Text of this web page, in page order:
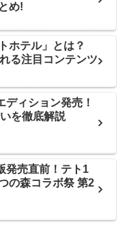
め!
ホテル」とは？
る注目コンテンツ
ィション発売！
を徹底解説
発売直前！テト1
の森コラボ祭 第2